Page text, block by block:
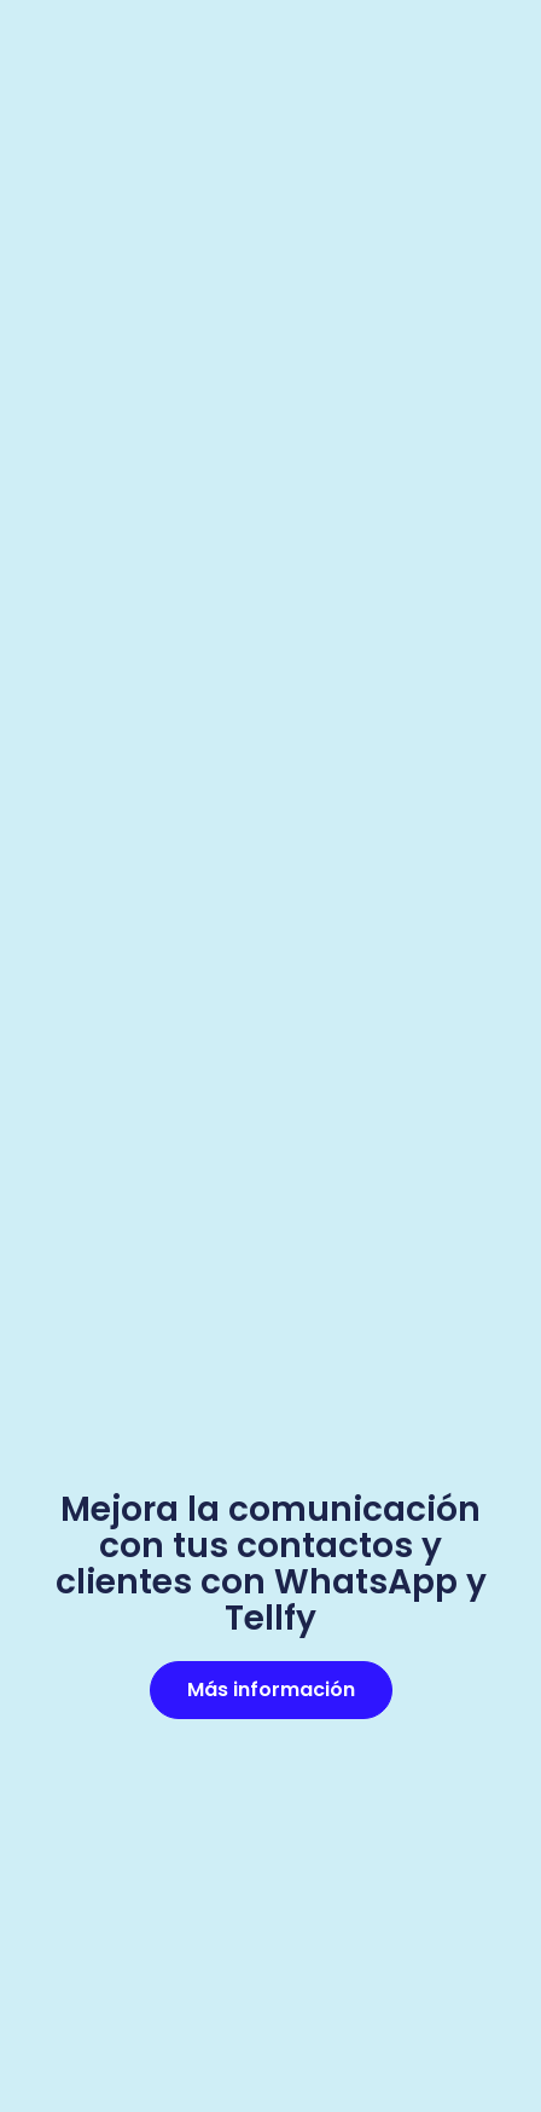
Mejora la comunicación
con tus contactos y
clientes con WhatsApp y
Tellfy
Más información